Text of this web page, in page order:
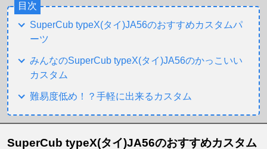
目次
SuperCub typeX(タイ)JA56のおすすめカスタムパ
ーツ
みんなのSuperCub typeX(タイ)JA56のかっこいい
カスタム
難易度低め！？手軽に出来るカスタム
SuperCub typeX(タイ)JA56のおすすめカスタム